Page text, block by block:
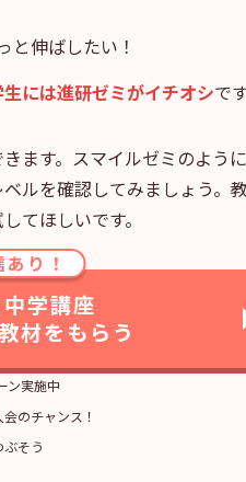
と伸ばしたい！
には進研ゼミがイチオシで
ます。スマイルゼミのよう
ルを確認してみましょう。
てほしいです。
り！
中学講座
材をもらう
ン実施中
のチャンス！
そう